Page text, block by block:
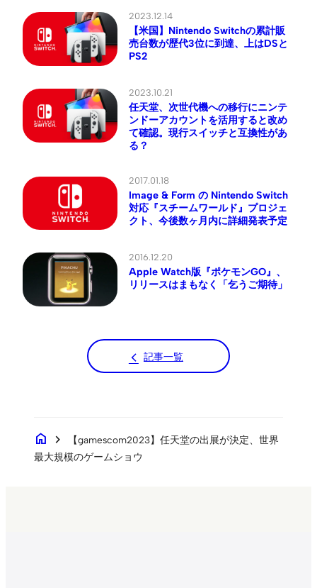
2023.12.14
【米国】Nintendo Switchの累計販
売台数が歴代3位に到達、上はDSと
PS2
2023.10.21
任天堂、次世代機への移行にニンテ
ンドーアカウントを活用すると改め
て確認。現行スイッチと互換性があ
る？
2017.01.18
Image & Form の Nintendo Switch
対応『スチームワールド』プロジェ
クト、今後数ヶ月内に詳細発表予定
2016.12.20
Apple Watch版『ポケモンGO』、
リリースはまもなく「乞うご期待」
記事一覧
home chevron_right
【gamescom2023】任天堂の出展が決定、世界
最大規模のゲームショウ